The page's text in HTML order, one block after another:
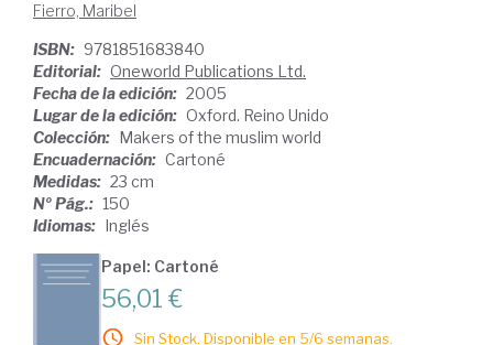
Fierro, Maribel
ISBN: 9781851683840
Editorial: Oneworld Publications Ltd.
Fecha de la edición: 2005
Lugar de la edición: Oxford. Reino Unido
Colección: Makers of the muslim world
Encuadernación: Cartoné
Medidas: 23 cm
Nº Pág.: 150
Idiomas: Inglés
Papel: Cartoné
56,01 €
Sin Stock. Disponible en 5/6 semanas.